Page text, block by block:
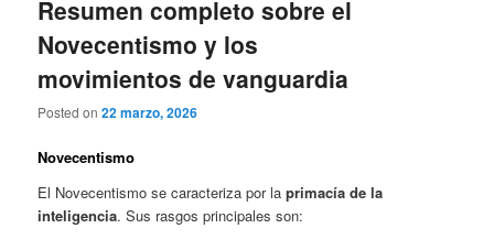
Resumen completo sobre el
Novecentismo y los
movimientos de vanguardia
Posted on22 marzo, 2026
Novecentismo
El Novecentismo se caracteriza por laprimacía de la
inteligencia. Sus rasgos principales son: